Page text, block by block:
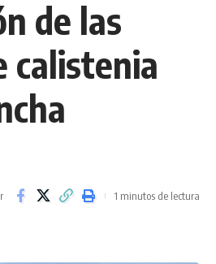
de las
calistenia
1 minutos de lectura